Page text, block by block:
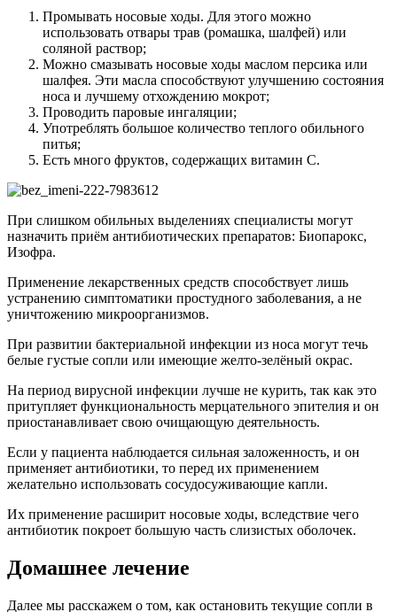
Промывать носовые ходы. Для этого можно
использовать отвары трав (ромашка, шалфей) или
соляной раствор;
Можно смазывать носовые ходы маслом персика или
шалфея. Эти масла способствуют улучшению состояния
носа и лучшему отхождению мокрот;
Проводить паровые ингаляции;
Употреблять большое количество теплого обильного
питья;
Есть много фруктов, содержащих витамин С.
При слишком обильных выделениях специалисты могут
назначить приём антибиотических препаратов: Биопарокс,
Изофра.
Применение лекарственных средств способствует лишь
устранению симптоматики простудного заболевания, а не
уничтожению микроорганизмов.
При развитии бактериальной инфекции из носа могут течь
белые густые сопли или имеющие желто-зелёный окрас.
На период вирусной инфекции лучше не курить, так как это
притупляет функциональность мерцательного эпителия и он
приостанавливает свою очищающую деятельность.
Если у пациента наблюдается сильная заложенность, и он
применяет антибиотики, то перед их применением
желательно использовать сосудосуживающие капли.
Их применение расширит носовые ходы, вследствие чего
антибиотик покроет большую часть слизистых оболочек.
Домашнее лечение
Далее мы расскажем о том, как остановить текущие сопли в